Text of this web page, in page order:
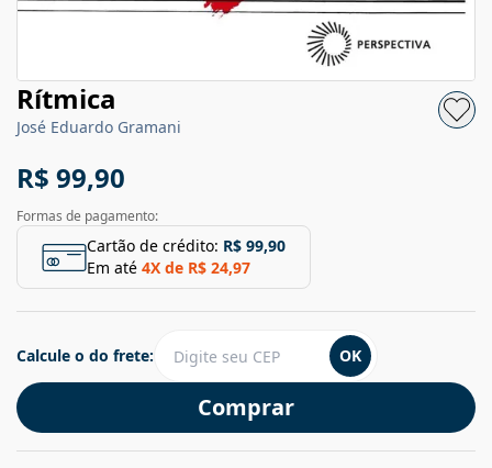
Rítmica
José Eduardo Gramani
R$ 99,90
Formas de pagamento:
Cartão de crédito: R$ 99,90
Em até 4X de R$ 24,97
Comprar
Calcule o do frete: OK